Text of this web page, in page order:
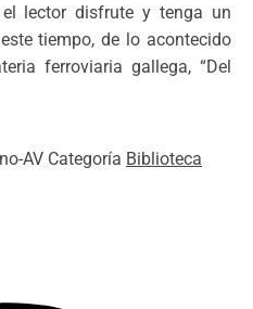
lector disfrute y tenga un
tiempo, de lo acontecido
ferroviaria gallega, “Del
AV Categoría Biblioteca